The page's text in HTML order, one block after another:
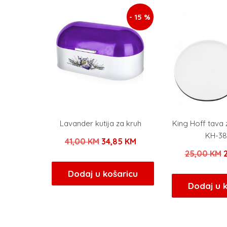
- 15 %
Lavander kutija za kruh
41,00KM Izvorna
bila
je:
34,85 KM
je:
34,85 KM.
Dodaj u košaricu
King Hoff tava
KH-
25,00KM
Dodaj u